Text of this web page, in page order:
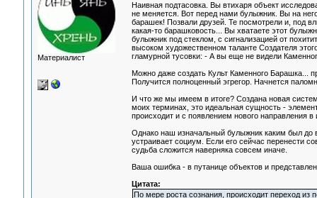
Материалист
Наивная подтасовка. Вы втихаря объект
не меняется. Вот перед нами булыжник. Вы на
барашек! Позвали друзей. Те посмотрели и, под
какая-то барашковость... Вы хватаете этот
булыжник под стеклом, с сигнализацией от
высоком художественном таланте Создателя
гламурной тусовки: - А вы еще не видели
Можно даже создать Культ Каменного Барашка...
Получится полноценный эгрегор. Начнется
И что же мы имеем в итоге? Создана новая
моих терминах, это идеальная сущность -
происходит и с появлением нового направления
Однако наш изначальный булыжник каким был до
устраивает социум. Если его сейчас перенести
судьба сложится наверняка совсем иначе.
Ваша ошибка - в путанице объектов и
Цитата:
По мере роста сознания, происходит переход